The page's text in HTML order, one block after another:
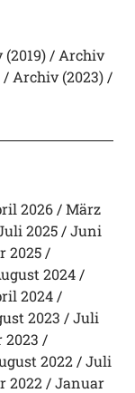
Archiv
Archiv (2023)
2026
März
2025
Juni
2025
2024
2024
2023
Juli
2023
2022
Juli
2022
Januar